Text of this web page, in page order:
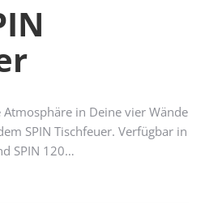
in Deine vier Wände
SPIN Tischfeuer. Verfügbar in
SPIN 120…